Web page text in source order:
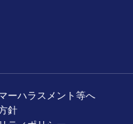
ーハラスメント等へ
針